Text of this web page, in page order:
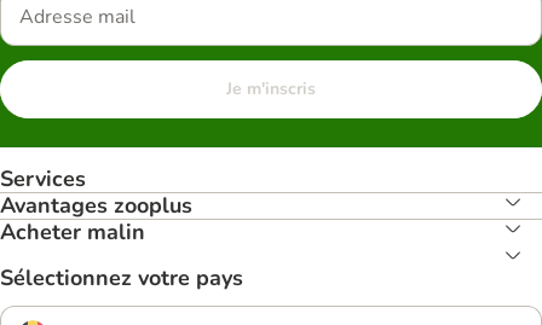
Je m'inscris
Services
Avantages zooplus
Acheter malin
Sélectionnez votre pays